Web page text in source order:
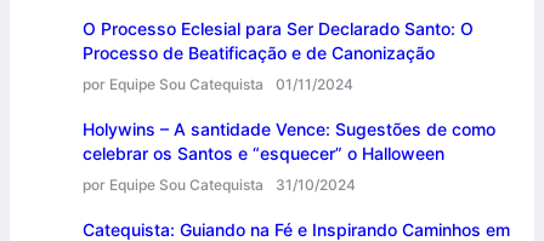
O Processo Eclesial para Ser Declarado Santo: O
Processo de Beatificação e de Canonização
por Equipe Sou Catequista 01/11/2024
Holywins – A santidade Vence: Sugestões de como
celebrar os Santos e “esquecer” o Halloween
por Equipe Sou Catequista 31/10/2024
Catequista: Guiando na Fé e Inspirando Caminhos em